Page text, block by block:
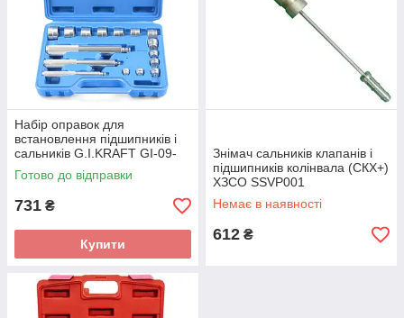
Набір оправок для
встановлення підшипників і
сальників G.I.KRAFT GI-09-
0004
Готово до відправки
731 ₴
Купити
Знімач сальників клапанів і
підшипників колінвала (СКХ+)
ХЗСО SSVP001
Немає в наявності
612 ₴